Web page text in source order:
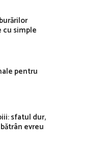
simple
pentru
sfatul dur,
evreu